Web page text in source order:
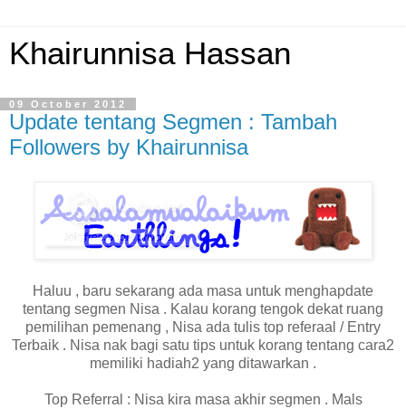
Khairunnisa Hassan
09 October 2012
Update tentang Segmen : Tambah
Followers by Khairunnisa
Haluu , baru sekarang ada masa untuk menghapdate
tentang segmen Nisa . Kalau korang tengok dekat ruang
pemilihan pemenang , Nisa ada tulis top referaal / Entry
Terbaik . Nisa nak bagi satu tips untuk korang tentang cara2
memiliki hadiah2 yang ditawarkan .
Top Referral : Nisa kira masa akhir segmen . Mals